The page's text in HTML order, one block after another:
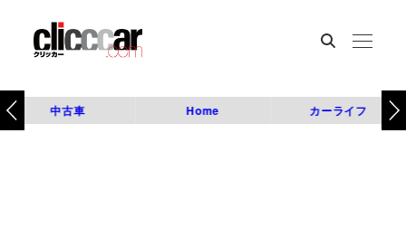
中古車 Home カーライフ